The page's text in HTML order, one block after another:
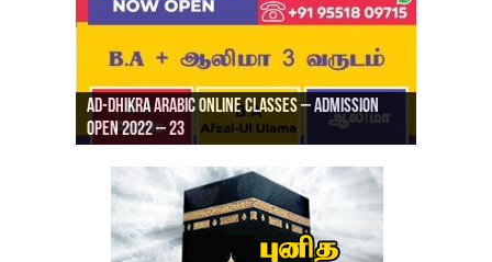
Ad-Dhikra Arabic Online Classes – Admission
Open 2022 – 23
Ad-Dhikra Arabic Online Classes – BA Arabic
AD DHIKRA ARABIC COLLEGE ADMISSION
ரியாத் ஜும்ஆ தமிழாக்கம், Jamia Al Hajiri
Masjid (Kuwait Masjid), Malaz, Riyadh